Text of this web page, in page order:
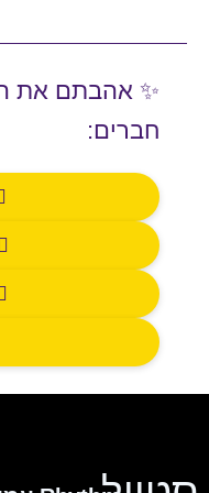
✨ אהבתם את
חברים: